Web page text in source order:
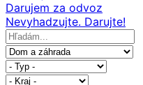
Darujem za odvoz
Nevyhadzujte. Darujte!